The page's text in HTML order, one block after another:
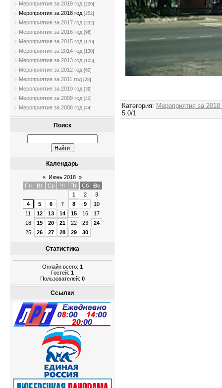
Мероприятия за 2019 год [220]
Мероприятия за 2018 год [252]
Мероприятия за 2017 год [232]
Мероприятия за 2016 год [96]
Мероприятия за 2015 год [170]
Мероприятия за 2014 год [130]
Мероприятия за 2013 год [105]
Мероприятия за 2012 год [60]
Мероприятия за 2011 год [28]
Мероприятия за 2010 год [39]
Мероприятия за 2009 год [40]
Мероприятия за 2008 год [44]
Поиск
Календарь
« Июнь 2018 »
Пн
Вт Ср Чт Пт Сб
Вс
1
2
3
4
5 6 7 8 9
10
11
12 13 14 15 16
17
18
19 20 21 22 23
24
25
26 27 28 29 30
Статистика
Онлайн всего: 1
Гостей: 1
Пользователей: 0
Ссылки
Категория: Мероприятия за 2018
5.0/1